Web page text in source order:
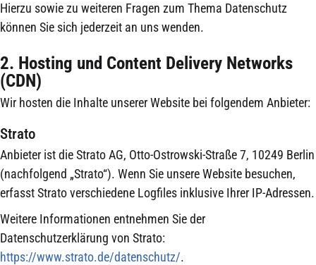
Hierzu sowie zu weiteren Fragen zum Thema Datenschutz
können Sie sich jederzeit an uns wenden.
2. Hosting und Content Delivery Networks
(CDN)
Wir hosten die Inhalte unserer Website bei folgendem Anbieter:
Strato
Anbieter ist die Strato AG, Otto-Ostrowski-Straße 7, 10249 Berlin
(nachfolgend „Strato“). Wenn Sie unsere Website besuchen,
erfasst Strato verschiedene Logfiles inklusive Ihrer IP-Adressen.
Weitere Informationen entnehmen Sie der
Datenschutzerklärung von Strato:
https://www.strato.de/datenschutz/.